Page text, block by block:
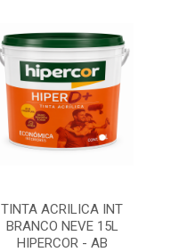
TINTA ACRILICA INT
BRANCO NEVE 15L
HIPERCOR - AB